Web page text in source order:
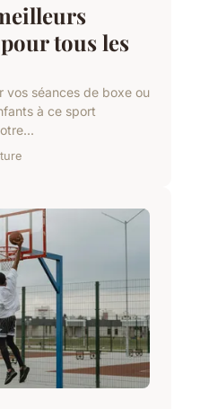
tous les
vos séances de boxe ou
à ce sport